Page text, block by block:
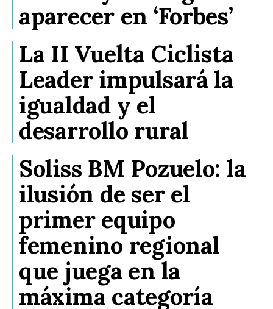
aparecer en ‘Forbes’
La II Vuelta Ciclista
Leader impulsará la
igualdad y el
desarrollo rural
Soliss BM Pozuelo: la
ilusión de ser el
primer equipo
femenino regional
que juega en la
máxima categoría